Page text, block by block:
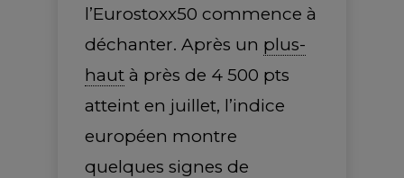
l’Eurostoxx50 commence à
déchanter. Après un plus-
haut à près de 4 500 pts
atteint en juillet, l’indice
européen montre
quelques signes de